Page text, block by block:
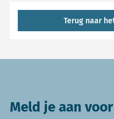
Terug naar
Meld je aan